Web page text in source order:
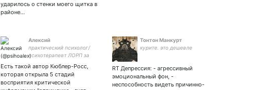
ударилось о стенки моего щитка в
районе…
Алексий
практический психолог/
психотерапевт ЛОРП за
обращаться в ДМ
Есть такой автор Кюблер-Росс,
которая открыла 5 стадий
восприятия критической
Тонтон Манкурт
курите. это дешевле
RT Депрессия: - агрессивный
эмоциональный фон, -
неспособность видеть причинно-